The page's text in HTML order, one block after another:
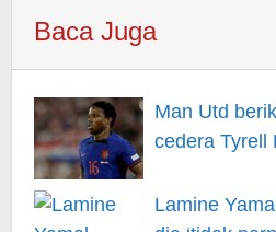
Baca Juga
Man Utd
cedera Tyrell
Lamine